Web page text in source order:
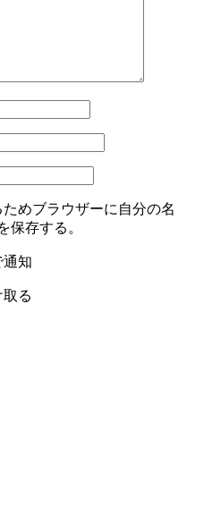
めブラウザーに自分の名
保存する。
通知
る